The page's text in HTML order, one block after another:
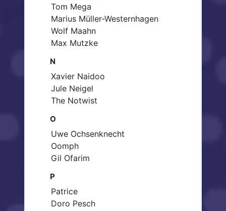
Tom Mega
Marius Müller-Westernhagen
Wolf Maahn
Max Mutzke
N
Xavier Naidoo
Jule Neigel
The Notwist
O
Uwe Ochsenknecht
Oomph
Gil Ofarim
P
Patrice
Doro Pesch